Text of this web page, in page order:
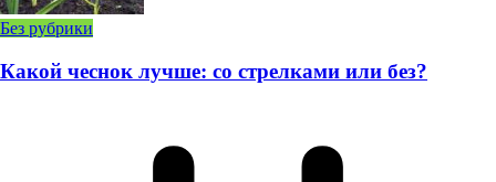
Без рубрики
Какой чеснок лучше: со стрелками или без?